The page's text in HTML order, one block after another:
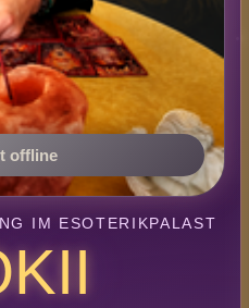
offline
IM ESOTERIKPALAST